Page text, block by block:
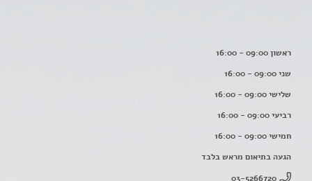
ראשון 09:00 - 16:00
שני 09:00 - 16:00
שלישי 09:00 - 16:00
רביעי 09:00 - 16:00
חמישי 09:00 - 16:00
הגעה בתיאום מראש בלבד
03-5266720